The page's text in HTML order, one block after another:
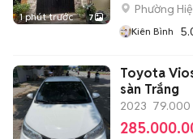
1 phút trước 7
Phường
Kiên Bình
Toyota
sàn Trắng
2023 79.000